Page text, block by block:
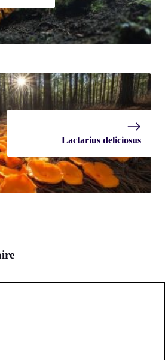
Lactarius deliciosus